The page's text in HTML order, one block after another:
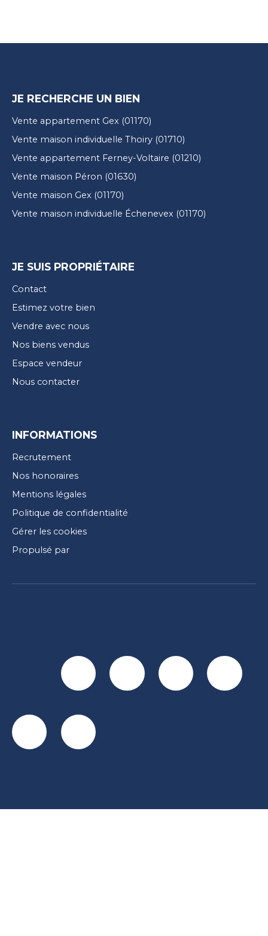
JE RECHERCHE UN BIEN
Vente appartement Gex (01170)
Vente maison individuelle Thoiry (01710)
Vente appartement Ferney-Voltaire (01210)
Vente maison Péron (01630)
Vente maison Gex (01170)
Vente maison individuelle Échenevex (01170)
JE SUIS PROPRIÉTAIRE
Contact
Estimez votre bien
Vendre avec nous
Nos biens vendus
Espace vendeur
Nous contacter
INFORMATIONS
Recrutement
Nos honoraires
Mentions légales
Politique de confidentialité
Gérer les cookies
Propulsé par